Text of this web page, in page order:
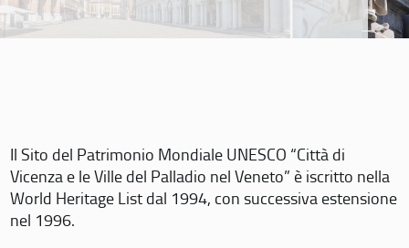
Il Sito del Patrimonio Mondiale UNESCO “Città di
Vicenza e le Ville del Palladio nel Veneto” è iscritto nella
World Heritage List dal 1994, con successiva estensione
nel 1996.